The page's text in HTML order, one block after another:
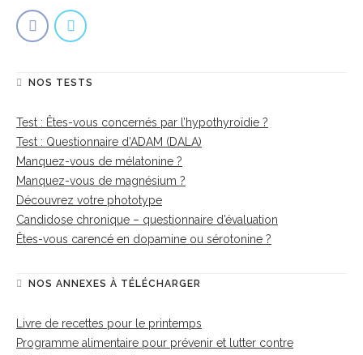
NOS TESTS
Test : Êtes-vous concernés par l’hypothyroïdie ?
Test : Questionnaire d’ADAM (DALA)
Manquez-vous de mélatonine ?
Manquez-vous de magnésium ?
Découvrez votre phototype
Candidose chronique – questionnaire d’évaluation
Êtes-vous carencé en dopamine ou sérotonine ?
NOS ANNEXES À TÉLÉCHARGER
Livre de recettes pour le printemps
Programme alimentaire pour prévenir et lutter contre